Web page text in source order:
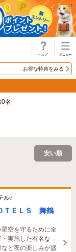
お得な特典をみる
名
安い順
ル♪
ＴＥＬＳ 舞鶴
空を守るために全
実施した有名な
ど夜の楽しみが盛